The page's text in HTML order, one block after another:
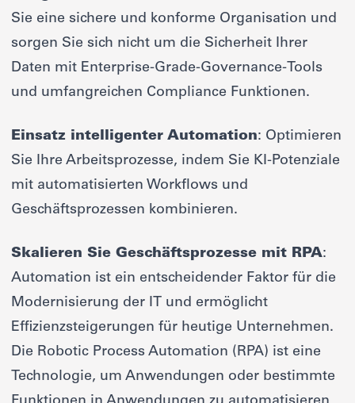
Sie eine sichere und konforme Organisation und
sorgen Sie sich nicht um die Sicherheit Ihrer
Daten mit Enterprise-Grade-Governance-Tools
und umfangreichen Compliance Funktionen.
Einsatz intelligenter Automation: Optimieren
Sie Ihre Arbeitsprozesse, indem Sie KI-Potenziale
mit automatisierten Workflows und
Geschäftsprozessen kombinieren.
Skalieren Sie Geschäftsprozesse mit RPA:
Automation ist ein entscheidender Faktor für die
Modernisierung der IT und ermöglicht
Effizienzsteigerungen für heutige Unternehmen.
Die Robotic Process Automation (RPA) ist eine
Technologie, um Anwendungen oder bestimmte